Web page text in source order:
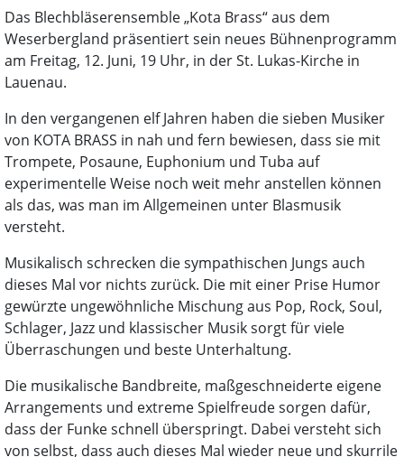
Das Blechbläserensemble „Kota Brass“ aus dem
Weserbergland präsentiert sein neues Bühnenprogramm
am Freitag, 12. Juni, 19 Uhr, in der St. Lukas-Kirche in
Lauenau.
In den vergangenen elf Jahren haben die sieben Musiker
von KOTA BRASS in nah und fern bewiesen, dass sie mit
Trompete, Posaune, Euphonium und Tuba auf
experimentelle Weise noch weit mehr anstellen können
als das, was man im Allgemeinen unter Blasmusik
versteht.
Musikalisch schrecken die sympathischen Jungs auch
dieses Mal vor nichts zurück. Die mit einer Prise Humor
gewürzte ungewöhnliche Mischung aus Pop, Rock, Soul,
Schlager, Jazz und klassischer Musik sorgt für viele
Überraschungen und beste Unterhaltung.
Die musikalische Bandbreite, maßgeschneiderte eigene
Arrangements und extreme Spielfreude sorgen dafür,
dass der Funke schnell überspringt. Dabei versteht sich
von selbst, dass auch dieses Mal wieder neue und skurrile